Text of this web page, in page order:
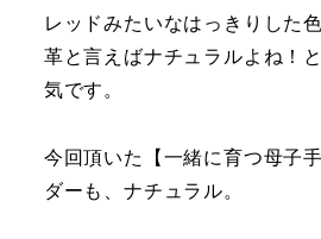
レッドみたいなはっきりした
革と言えばナチュラルよね！
気です。
今回頂いた【一緒に育つ母子
ダーも、ナチュラル。